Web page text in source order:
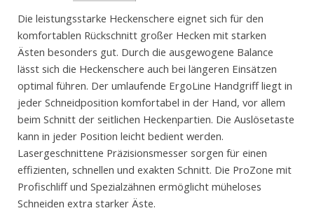
Die leistungsstarke Heckenschere eignet sich für den
komfortablen Rückschnitt großer Hecken mit starken
Ästen besonders gut. Durch die ausgewogene Balance
lässt sich die Heckenschere auch bei längeren Einsätzen
optimal führen. Der umlaufende ErgoLine Handgriff liegt in
jeder Schneidposition komfortabel in der Hand, vor allem
beim Schnitt der seitlichen Heckenpartien. Die Auslösetaste
kann in jeder Position leicht bedient werden.
Lasergeschnittene Präzisionsmesser sorgen für einen
effizienten, schnellen und exakten Schnitt. Die ProZone mit
Profischliff und Spezialzähnen ermöglicht müheloses
Schneiden extra starker Äste.